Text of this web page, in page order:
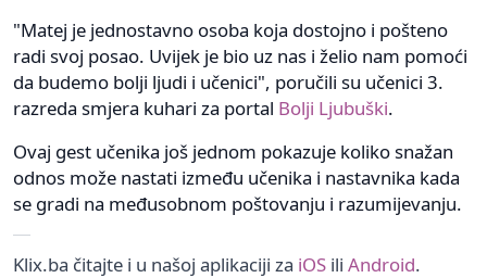
"Matej je jednostavno osoba koja dostojno i pošteno
radi svoj posao. Uvijek je bio uz nas i želio nam pomoći
da budemo bolji ljudi i učenici", poručili su učenici 3.
razreda smjera kuhari za portal Bolji Ljubuški.
Ovaj gest učenika još jednom pokazuje koliko snažan
odnos može nastati između učenika i nastavnika kada
se gradi na međusobnom poštovanju i razumijevanju.
Klix.ba čitajte i u našoj aplikaciji za iOS ili Android.